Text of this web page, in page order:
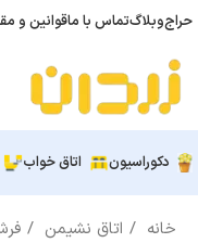
حراجوبلاگتماس با ماقوانین و
دکوراسیون اتاق خواب
خانه اتاق نشیمن